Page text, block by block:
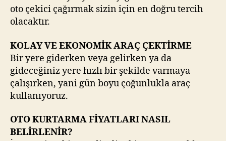
oto çekici çağırmak sizin için en doğru tercih
olacaktır.
KOLAY VE EKONOMİK ARAÇ ÇEKTİRME
Bir yere giderken veya gelirken ya da
gideceğiniz yere hızlı bir şekilde varmaya
çalışırken, yani gün boyu çoğunlukla araç
kullanıyoruz.
OTO KURTARMA FİYATLARI NASIL
BELİRLENİR?